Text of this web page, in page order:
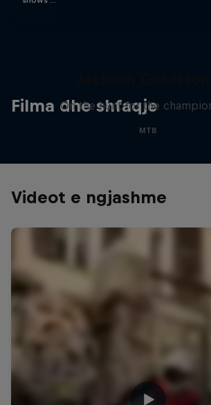
Filma dhe shfaqje
On the hunt for the
MTB
Videot e ngjashme